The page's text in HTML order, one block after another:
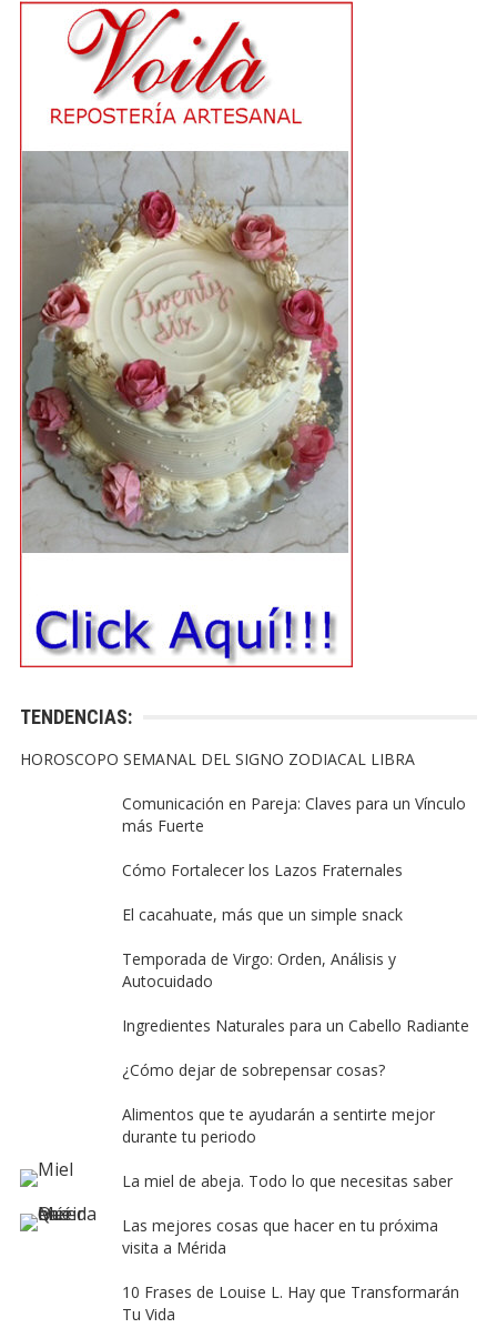
TENDENCIAS:
HOROSCOPO SEMANAL DEL SIGNO ZODIACAL LIBRA
Comunicación en Pareja: Claves para un Vínculo
más Fuerte
Cómo Fortalecer los Lazos Fraternales
El cacahuate, más que un simple snack
Temporada de Virgo: Orden, Análisis y
Autocuidado
Ingredientes Naturales para un Cabello Radiante
¿Cómo dejar de sobrepensar cosas?
Alimentos que te ayudarán a sentirte mejor
durante tu periodo
La miel de abeja. Todo lo que necesitas saber
Las mejores cosas que hacer en tu próxima
visita a Mérida
10 Frases de Louise L. Hay que Transformarán
Tu Vida